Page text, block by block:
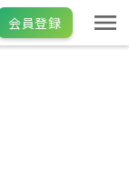
会員登録